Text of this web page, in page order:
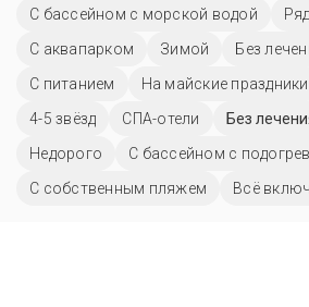
С бассейном с морской водой
С аквапарком
Зимой
Без
С питанием
На майские праздники
4-5 звёзд
СПА-отели Без
Недорого
С бассейном с
С собственным пляжем
Всё